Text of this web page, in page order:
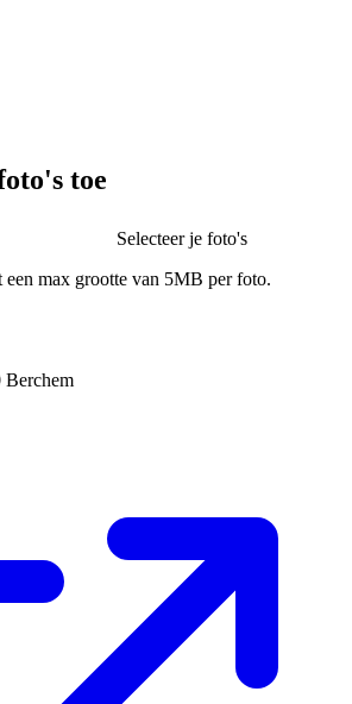
toe
Selecteer je foto's
max grootte van 5MB per foto.
Berchem